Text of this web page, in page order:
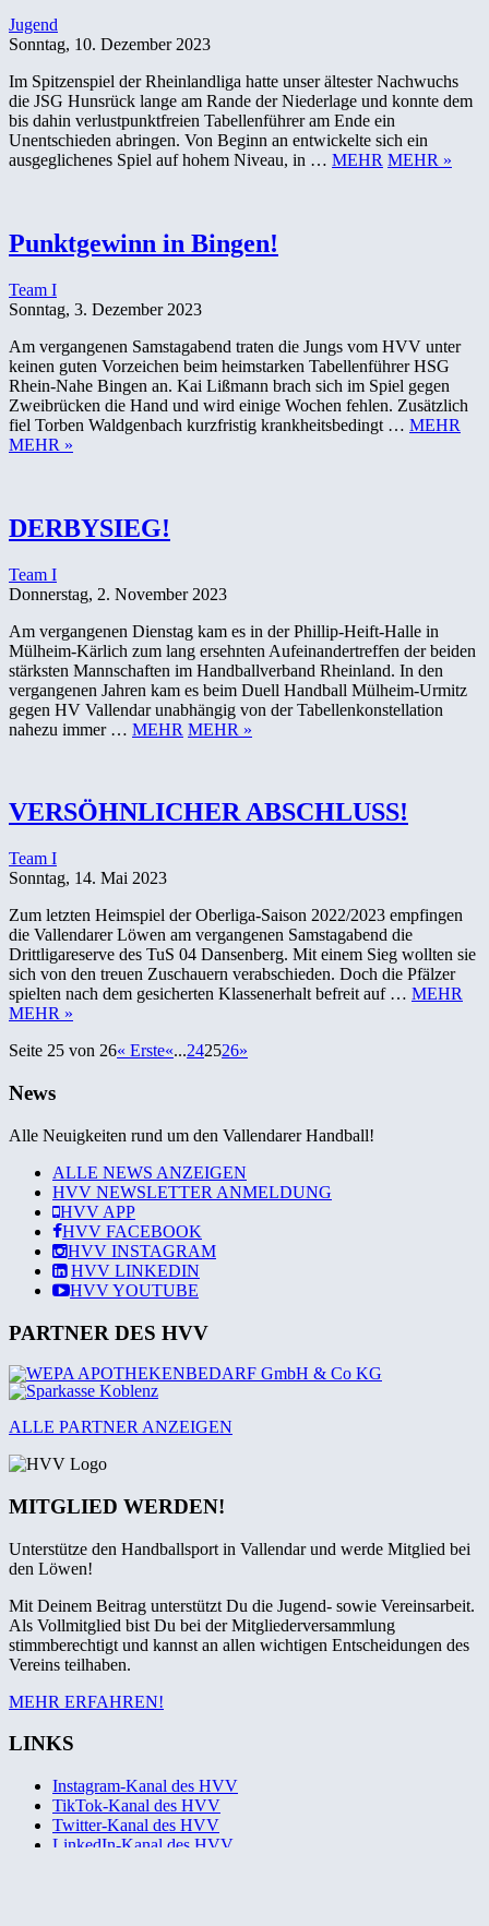
Jugend
Sonntag, 10. Dezember 2023
Im Spitzenspiel der Rheinlandliga hatte unser ältester Nachwuchs
die JSG Hunsrück lange am Rande der Niederlage und konnte dem
bis dahin verlustpunktfreien Tabellenführer am Ende ein
Unentschieden abringen. Von Beginn an entwickelte sich ein
ausgeglichenes Spiel auf hohem Niveau, in … MEHR MEHR »
Punktgewinn in Bingen!
Team I
Sonntag, 3. Dezember 2023
Am vergangenen Samstagabend traten die Jungs vom HVV unter
keinen guten Vorzeichen beim heimstarken Tabellenführer HSG
Rhein-Nahe Bingen an. Kai Lißmann brach sich im Spiel gegen
Zweibrücken die Hand und wird einige Wochen fehlen. Zusätzlich
fiel Torben Waldgenbach kurzfristig krankheitsbedingt … MEHR
MEHR »
DERBYSIEG!
Team I
Donnerstag, 2. November 2023
Am vergangenen Dienstag kam es in der Phillip-Heift-Halle in
Mülheim-Kärlich zum lang ersehnten Aufeinandertreffen der beiden
stärksten Mannschaften im Handballverband Rheinland. In den
vergangenen Jahren kam es beim Duell Handball Mülheim-Urmitz
gegen HV Vallendar unabhängig von der Tabellenkonstellation
nahezu immer … MEHR MEHR »
VERSÖHNLICHER ABSCHLUSS!
Team I
Sonntag, 14. Mai 2023
Zum letzten Heimspiel der Oberliga-Saison 2022/2023 empfingen
die Vallendarer Löwen am vergangenen Samstagabend die
Drittligareserve des TuS 04 Dansenberg. Mit einem Sieg wollten sie
sich von den treuen Zuschauern verabschieden. Doch die Pfälzer
spielten nach dem gesicherten Klassenerhalt befreit auf … MEHR
MEHR »
Seite 25 von 26« Erste«...242526»
News
Alle Neuigkeiten rund um den Vallendarer Handball!
ALLE NEWS ANZEIGEN
HVV NEWSLETTER ANMELDUNG
HVV APP
HVV FACEBOOK
HVV INSTAGRAM
HVV LINKEDIN
HVVYOUTUBE
PARTNER DES HVV
ALLE PARTNER ANZEIGEN
MITGLIED WERDEN!
Unterstütze den Handballsport in Vallendar und werde Mitglied bei
den Löwen!
Mit Deinem Beitrag unterstützt Du die Jugend- sowie Vereinsarbeit.
Als Vollmitglied bist Du bei der Mitgliederversammlung
stimmberechtigt und kannst an allen wichtigen Entscheidungen des
Vereins teilhaben.
MEHR ERFAHREN!
LINKS
Instagram-Kanal des HVV
TikTok-Kanal des HVV
Twitter-Kanal des HVV
LinkedIn-Kanal des HVV